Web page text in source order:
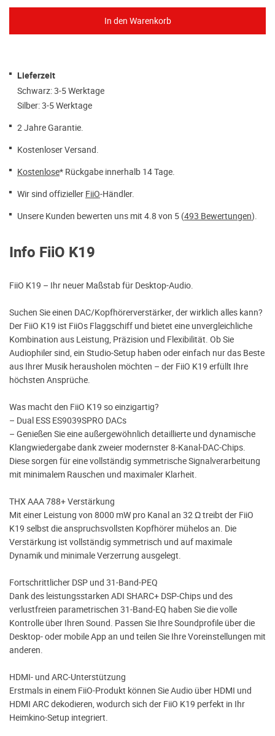
Lieferzeit
Schwarz: 3-5 Werktage
Silber: 3-5 Werktage
2 Jahre Garantie.
Kostenloser Versand.
Kostenlose* Rückgabe innerhalb 14 Tage.
Wir sind offizieller FiiO-Händler.
Unsere Kunden bewerten uns mit 4.8 von 5 (493 Bewertungen).
Info FiiO K19
FiiO K19 – Ihr neuer Maßstab für Desktop-Audio.
Suchen Sie einen DAC/Kopfhörerverstärker, der wirklich alles kann?
Der FiiO K19 ist FiiOs Flaggschiff und bietet eine unvergleichliche
Kombination aus Leistung, Präzision und Flexibilität. Ob Sie
Audiophiler sind, ein Studio-Setup haben oder einfach nur das Beste
aus Ihrer Musik herausholen möchten – der FiiO K19 erfüllt Ihre
höchsten Ansprüche.
Was macht den FiiO K19 so einzigartig?
– Dual ESS ES9039SPRO DACs
– Genießen Sie eine außergewöhnlich detaillierte und dynamische
Klangwiedergabe dank zweier modernster 8-Kanal-DAC-Chips.
Diese sorgen für eine vollständig symmetrische Signalverarbeitung
mit minimalem Rauschen und maximaler Klarheit.
THX AAA 788+ Verstärkung
Mit einer Leistung von 8000 mW pro Kanal an 32 Ω treibt der FiiO
K19 selbst die anspruchsvollsten Kopfhörer mühelos an. Die
Verstärkung ist vollständig symmetrisch und auf maximale
Dynamik und minimale Verzerrung ausgelegt.
Fortschrittlicher DSP und 31-Band-PEQ
Dank des leistungsstarken ADI SHARC+ DSP-Chips und des
verlustfreien parametrischen 31-Band-EQ haben Sie die volle
Kontrolle über Ihren Sound. Passen Sie Ihre Soundprofile über die
Desktop- oder mobile App an und teilen Sie Ihre Voreinstellungen mit
anderen.
HDMI- und ARC-Unterstützung
Erstmals in einem FiiO-Produkt können Sie Audio über HDMI und
HDMI ARC dekodieren, wodurch sich der FiiO K19 perfekt in Ihr
Heimkino-Setup integriert.